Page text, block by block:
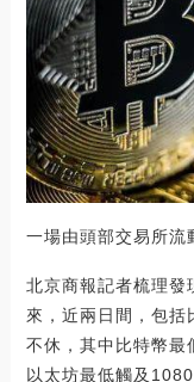
一場由頭部交易所流
北京商報記者梳理發
來，近兩日間，包括
不休，其中比特幣最
以太坊最低觸及